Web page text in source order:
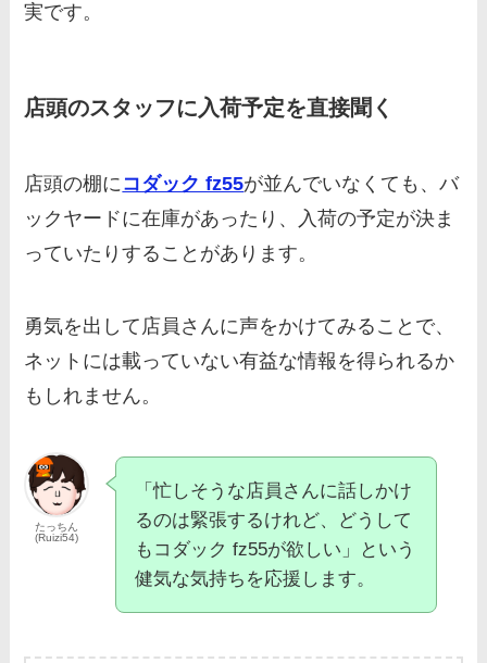
実です。
店頭のスタッフに入荷予定を直接聞く
店頭の棚に コダック fz55が並んでいなくても、バ
ックヤードに在庫があったり、入荷の予定が決ま
っていたりすることがあります。
勇気を出して店員さんに声をかけてみることで、
ネットには載っていない有益な情報を得られるか
もしれません。
たっちん
(Ruizi54)
「忙しそうな店員さんに話しかけ
るのは緊張するけれど、どうして
もコダック fz55が欲しい」という
健気な気持ちを応援します。